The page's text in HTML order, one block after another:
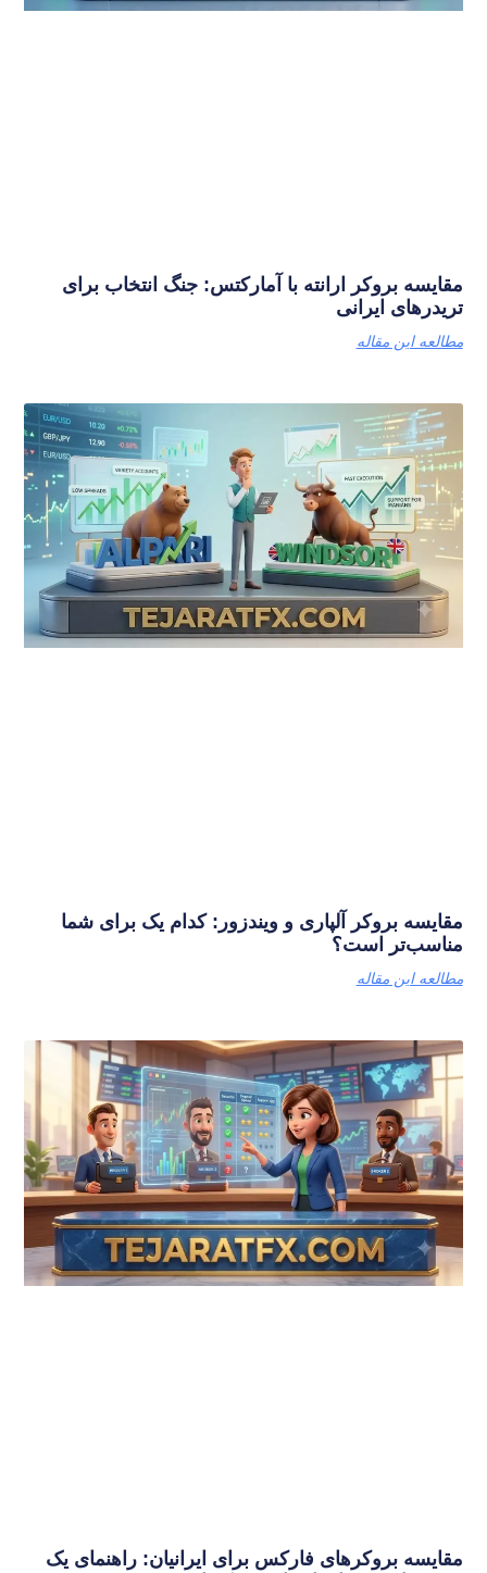
مقایسه بروکر ارانته با آمارکتس: جنگ انتخاب برای
تریدرهای ایرانی
مطالعه این مقاله
مقایسه بروکر آلپاری و ویندزور: کدام یک برای شما
مناسب‌تر است؟
مطالعه این مقاله
مقایسه بروکرهای فارکس برای ایرانیان: راهنمای یک